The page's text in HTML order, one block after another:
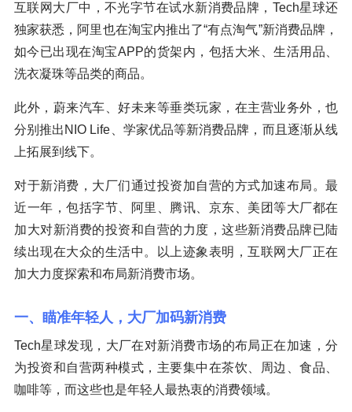
互联网大厂中，不光字节在试水新消费品牌，Tech星球还
独家获悉，阿里也在淘宝内推出了“有点淘气”新消费品牌，
如今已出现在淘宝APP的货架内，包括大米、生活用品、
洗衣凝珠等品类的商品。
此外，蔚来汽车、好未来等垂类玩家，在主营业务外，也
分别推出NIO Life、学家优品等新消费品牌，而且逐渐从线
上拓展到线下。
对于新消费，大厂们通过投资加自营的方式加速布局。最
近一年，包括字节、阿里、腾讯、京东、美团等大厂都在
加大对新消费的投资和自营的力度，这些新消费品牌已陆
续出现在大众的生活中。以上迹象表明，互联网大厂正在
加大力度探索和布局新消费市场。
一、瞄准年轻人，大厂加码新消费
Tech星球发现，大厂在对新消费市场的布局正在加速，分
为投资和自营两种模式，主要集中在茶饮、周边、食品、
咖啡等，而这些也是年轻人最热衷的消费领域。